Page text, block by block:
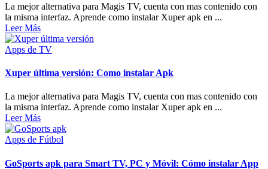
La mejor alternativa para Magis TV, cuenta con mas contenido con
la misma interfaz. Aprende como instalar Xuper apk en ...
Leer Más
Apps de TV
Xuper última versión: Como instalar Apk
La mejor alternativa para Magis TV, cuenta con mas contenido con
la misma interfaz. Aprende como instalar Xuper apk en ...
Leer Más
Apps de Fútbol
GoSports apk para Smart TV, PC y Móvil: Cómo instalar App